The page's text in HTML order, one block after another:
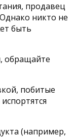
продавец
никто не
быть
обращайте
побитые
(например,